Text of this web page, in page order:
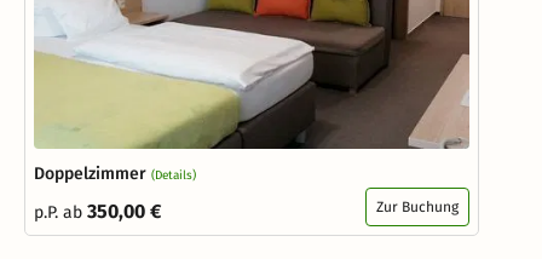
Doppelzimmer (Details)
p.P. ab 350,00 € Zur Buchung